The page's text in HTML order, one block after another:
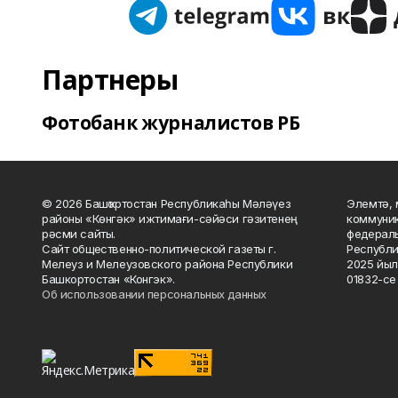
Партнеры
Фотобанк журналистов РБ
© 2026 Башҡортостан Республикаһы Мәләүез
районы «Көнгәк» ижтимағи-сәйәси гәзитенең
рәсми сайты.
Сайт общественно-политической газеты г.
Мелеуз и Мелеузовского района Республики
Башкортостан «Конгэк».
Об использовании персональных данных
Элемтә,
2025
01832-се